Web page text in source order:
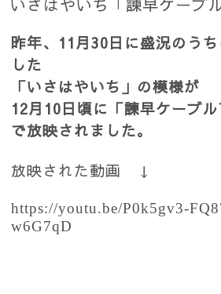
いさはやいち「諫早ケーブ
昨年、11月30日に盛況のう
した
「いさはやいち」の模様が
12月10日頃に「諫早ケーブ
で放映されました。
放映された動画 ↓
https://youtu.be/P0k5gv3-
w6G7qD